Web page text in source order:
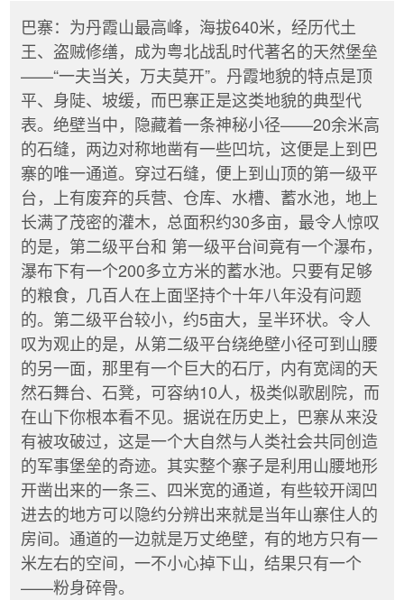
巴寨：为丹霞山最高峰，海拔640米，经历代土
王、盗贼修缮，成为粤北战乱时代著名的天然堡垒
——“一夫当关，万夫莫开”。丹霞地貌的特点是顶
平、身陡、坡缓，而巴寨正是这类地貌的典型代
表。绝壁当中，隐藏着一条神秘小径——20余米高
的石缝，两边对称地凿有一些凹坑，这便是上到巴
寨的唯一通道。穿过石缝，便上到山顶的第一级平
台，上有废弃的兵营、仓库、水槽、蓄水池，地上
长满了茂密的灌木，总面积约30多亩，最令人惊叹
的是，第二级平台和 第一级平台间竟有一个瀑布，
瀑布下有一个200多立方米的蓄水池。只要有足够
的粮食，几百人在上面坚持个十年八年没有问题
的。第二级平台较小，约5亩大，呈半环状。令人
叹为观止的是，从第二级平台绕绝壁小径可到山腰
的另一面，那里有一个巨大的石厅，内有宽阔的天
然石舞台、石凳，可容纳10人，极类似歌剧院，而
在山下你根本看不见。据说在历史上，巴寨从来没
有被攻破过，这是一个大自然与人类社会共同创造
的军事堡垒的奇迹。其实整个寨子是利用山腰地形
开凿出来的一条三、四米宽的通道，有些较开阔凹
进去的地方可以隐约分辨出来就是当年山寨住人的
房间。通道的一边就是万丈绝壁，有的地方只有一
米左右的空间，一不小心掉下山，结果只有一个
——粉身碎骨。